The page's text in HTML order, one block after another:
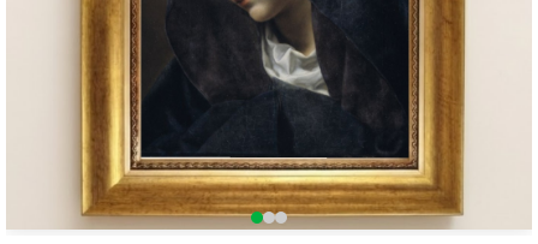
molduras em
Madeira Maciçae impressão com Pigmentação Mineral
QUALIDADE DE MUSEU GARANTIA ETERNA
Curadoria das Campanhas
A seleção de obras-primas apresentadas em nossos vídeos nas redes
sociais, reunidas aqui para sua apreciação.